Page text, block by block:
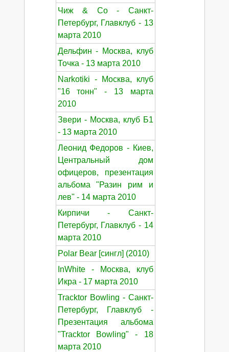
Чиж & Co - Санкт-
Петербург, Главклуб - 13
марта 2010
Дельфин - Москва, клуб
Точка - 13 марта 2010
Narkotiki - Москва, клуб
"16 тонн" - 13 марта
2010
Звери - Москва, клуб Б1
- 13 марта 2010
Леонид Федоров - Киев,
Центральный дом
офицеров, презентация
альбома "Разин рим и
лев" - 14 марта 2010
Кирпичи - Санкт-
Петербург, Главклуб - 14
марта 2010
Polar Bear [сингл] (2010)
InWhite - Москва, клуб
Икра - 17 марта 2010
Tracktor Bowling - Санкт-
Петербург, Главклуб -
Презентация альбома
"Tracktor Bowling" - 18
марта 2010